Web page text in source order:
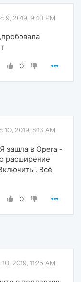
9, 2019, 9:40 PM
0
10, 2019, 8:13 AM
зашла в Opera -
расширение
Всё
0
10, 2019, 11:25 AM